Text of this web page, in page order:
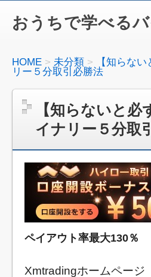
おうちで学べる
HOME 未分類
【知らな
リー５分取引必勝法
【知らないと
イナリー５分取
ペイアウト率最大130％
Xmtradingホームページ